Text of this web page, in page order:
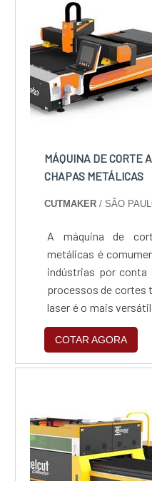
materiais,...
MÁQUINA DE CORTE
CHAPAS METÁLICAS
CUTMAKER/ SÃO
A máquina de
metálicas é
indústrias por conta
processos de cortes
laser é o mais
materialO laser
de corte é o laser
COTAR AGORA